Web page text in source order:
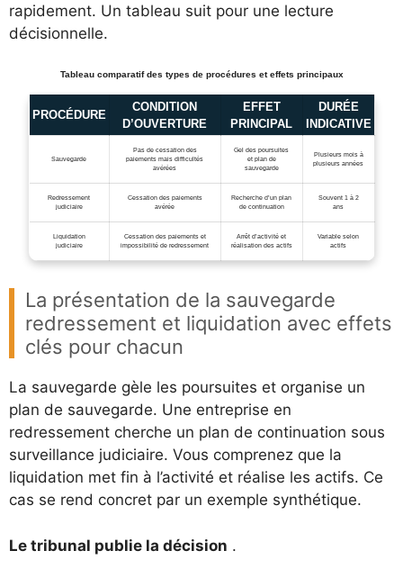
rapidement. Un tableau suit pour une lecture
décisionnelle.
Tableau comparatif des types de procédures et effets principaux
PROCÉDURE
CONDITION
D’OUVERTURE
EFFET
PRINCIPAL
DURÉE
INDICATIVE
Sauvegarde
Pas de cessation des
paiements mais difficultés
avérées
Gel des poursuites
et plan de
sauvegarde
Plusieurs mois à
plusieurs années
Redressement
judiciaire
Cessation des paiements
avérée
Recherche d’un plan
de continuation
Souvent 1 à 2
ans
Liquidation
judiciaire
Cessation des paiements et
impossibilité de redressement
Arrêt d’activité et
réalisation des actifs
Variable selon
actifs
La présentation de la sauvegarde
redressement et liquidation avec effets
clés pour chacun
La sauvegarde gèle les poursuites et organise un
plan de sauvegarde. Une entreprise en
redressement cherche un plan de continuation sous
surveillance judiciaire. Vous comprenez que la
liquidation met fin à l’activité et réalise les actifs. Ce
cas se rend concret par un exemple synthétique.
Le tribunal publie la décision .